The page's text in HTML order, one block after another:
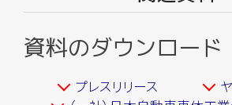
資料のダウンロード
プレスリリース